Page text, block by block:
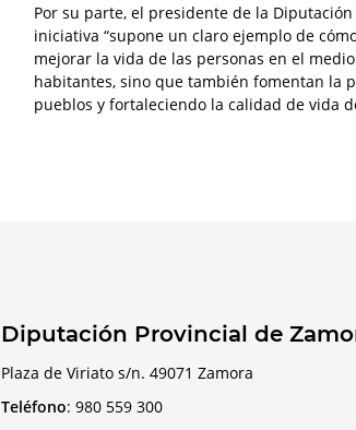
Por su parte, el presidente de la
iniciativa “supone un claro ejemplo de
mejorar la vida de las personas en el
habitantes, sino que también fomentan la
pueblos y fortaleciendo la calidad de vida
Diputación Provincial de
Plaza de Viriato s/n. 49071 Zamora
Teléfono: 980 559 300